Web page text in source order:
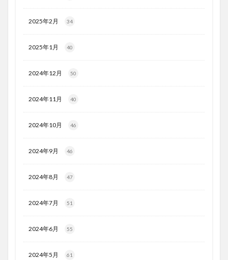
2025年2月 34
2025年1月 40
2024年12月 50
2024年11月 40
2024年10月 46
2024年9月 46
2024年8月 47
2024年7月 51
2024年6月 55
2024年5月 61